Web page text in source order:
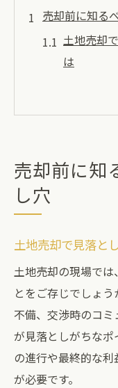
売却前に知る
土地売却
は
土地売却
トラブル
ク
プロが伝える
プロ目線
土地売却
土地売却
プロが推
土地売却の三
土地売却
売却前に知
し穴
土地売却で見落と
土地売却の現場で
とをご存じでしょ
不備、交渉時のコ
が見落としがちな
の進行や最終的な
が必要です。